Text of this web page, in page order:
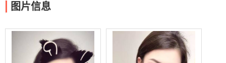
图片信息